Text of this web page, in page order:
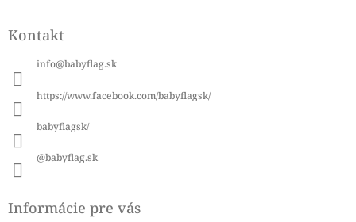
pKontakt
info@babyflag.sk
https://www.facebook.com/babyflagsk/
babyflagsk/
@babyflag.sk
Informácie pre vás